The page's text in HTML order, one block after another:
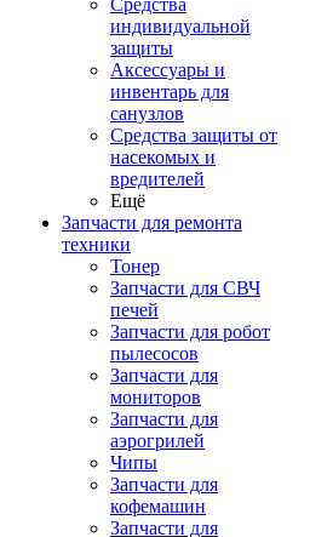
Средства
индивидуальной
защиты
Аксессуары и
инвентарь для
санузлов
Средства защиты от
насекомых и
вредителей
Ещё
Запчасти для ремонта
техники
Тонер
Запчасти для СВЧ
печей
Запчасти для робот
пылесосов
Запчасти для
мониторов
Запчасти для
аэрогрилей
Чипы
Запчасти для
кофемашин
Запчасти для